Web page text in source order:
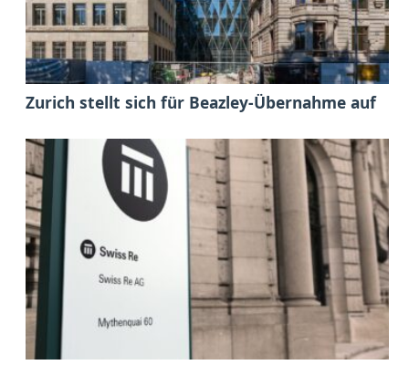
Zurich stellt sich für Beazley-Übernahme auf